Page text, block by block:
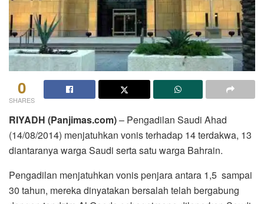
0
SHARES
RIYADH (Panjimas.com)– Pengadilan Saudi Ahad
(14/08/2014) menjatuhkan vonis terhadap 14 terdakwa, 13
diantaranya warga Saudi serta satu warga Bahrain.
Pengadilan menjatuhkan vonis penjara antara 1,5 sampai
30 tahun, mereka dinyatakan bersalah telah bergabung